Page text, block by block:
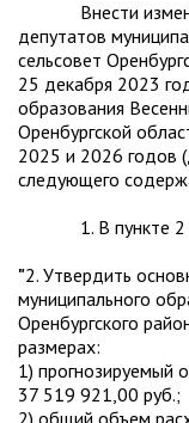
Внести
депутатов
сельсовет
25 декабря 2023
образования
Оренбургской
2025 и 2026 годов
следующего
1. В пункте 2
"2. Утвердить
муниципального
Оренбургского
размерах:
1)
37 519 921,00 руб.;
2) общий объем